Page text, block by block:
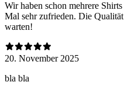
Wir haben schon mehrere
Mal sehr zufrieden. Die
warten!
20. November 2025
bla bla